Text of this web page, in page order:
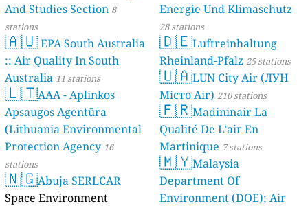
And Studies Section 8
stations
🇦🇺EPA South Australia
:: Air Quality In South
Australia 11 stations
🇱🇹AAA - Aplinkos
Apsaugos Agentūra
(Lithuania Environmental
Protection Agency 16
stations
🇳🇬Abuja SERLCAR
Space Environment
Energie Und Klimaschutz
28 stations
🇩🇪Luftreinhaltung
Rheinland-Pfalz 25 stations
🇺🇦LUN City Air (ЛУН
Місто Air) 210 stations
🇫🇷Madininair La
Qualité De L’air En
Martinique 7 stations
🇲🇾Malaysia
Department Of
Environment (DOE); Air